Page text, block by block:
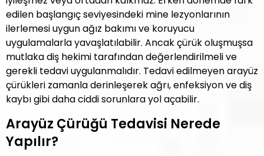
edilen başlangıç seviyesindeki mine lezyonlarının
ilerlemesi uygun ağız bakımı ve koruyucu
uygulamalarla yavaşlatılabilir. Ancak çürük oluşmuşsa
mutlaka diş hekimi tarafından değerlendirilmeli ve
gerekli tedavi uygulanmalıdır. Tedavi edilmeyen arayüz
çürükleri zamanla derinleşerek ağrı, enfeksiyon ve diş
kaybı gibi daha ciddi sorunlara yol açabilir.
Arayüz Çürüğü Tedavisi Nerede
Yapılır?